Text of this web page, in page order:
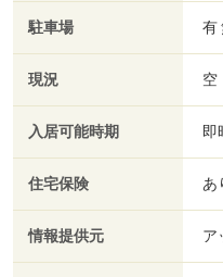
駐車場 有
現況 空
入居可能時期 即
住宅保険 あ
情報提供元 ア